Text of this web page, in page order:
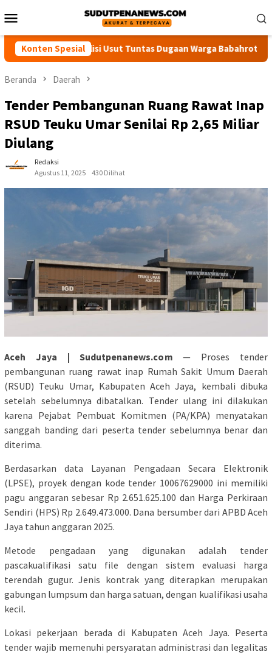
ke
Mobile
Konten Spesial
ABDYA Desak Polisi Usut Tuntas Dugaan Warga Babahrot Yang
Beranda Daerah
Tender Pembangunan Ruang Rawat Inap
RSUD Teuku Umar Senilai Rp 2,65 Miliar
Diulang
Redaksi
Agustus 11, 2025
430 Dilihat
Aceh Jaya | Sudutpenanews.com — Proses tender
pembangunan ruang rawat inap Rumah Sakit Umum Daerah
(RSUD) Teuku Umar, Kabupaten Aceh Jaya, kembali dibuka
setelah sebelumnya dibatalkan. Tender ulang ini dilakukan
karena Pejabat Pembuat Komitmen (PA/KPA) menyatakan
sanggah banding dari peserta tender sebelumnya benar dan
diterima.
Berdasarkan data Layanan Pengadaan Secara Elektronik
(LPSE), proyek dengan kode tender 10067629000 ini memiliki
pagu anggaran sebesar Rp 2.651.625.100 dan Harga Perkiraan
Sendiri (HPS) Rp 2.649.473.000. Dana bersumber dari APBD Aceh
Jaya tahun anggaran 2025.
Metode pengadaan yang digunakan adalah tender
pascakualifikasi satu file dengan sistem evaluasi harga
terendah gugur. Jenis kontrak yang diterapkan merupakan
gabungan lumpsum dan harga satuan, dengan kualifikasi usaha
kecil.
Lokasi pekerjaan berada di Kabupaten Aceh Jaya. Peserta
tender wajib memenuhi persyaratan administrasi dan legalitas